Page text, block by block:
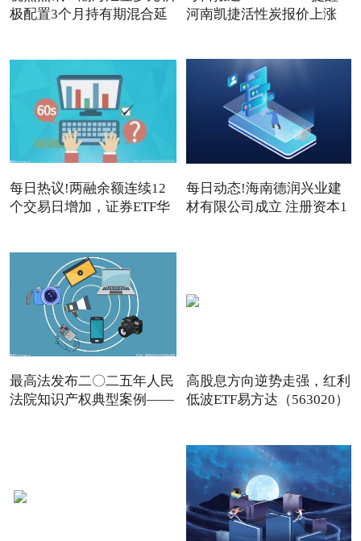
极配置3个月持有期混合延
河南凯捷活性炭报价上涨
每日热议!两融余额连续12
个交易日增加，证券ETF华
每日动态!海南德润兴业建
材有限公司成立 注册资本1
最高法发布二〇二五年人民
法院知识产权典型案例——
高股息方向逆势走强，红利
低波ETF易方达（563020）